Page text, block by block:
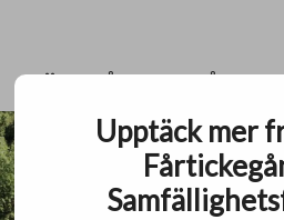
BJÖRK-
BJÖRK-
Upptäck mer